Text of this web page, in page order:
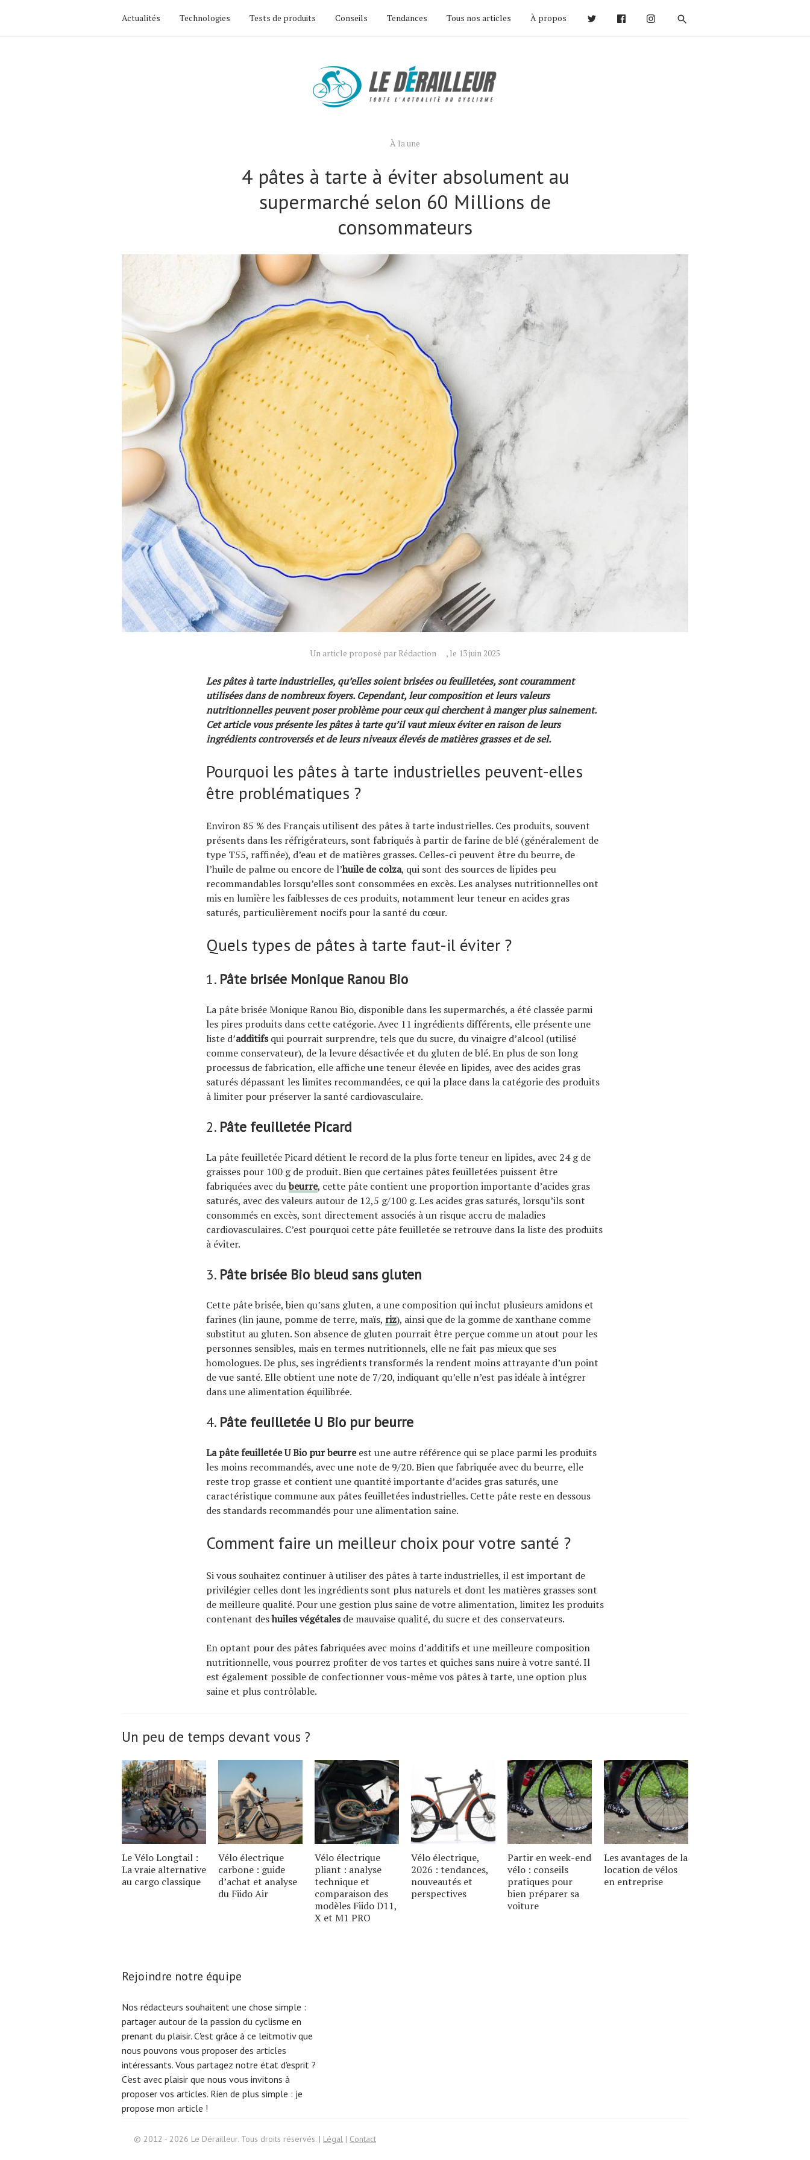
Actualités Technologies Tests de produits Conseils Tendances Tous nos articles À propos
À la une
4 pâtes à tarte à éviter absolument au
supermarché selon 60 Millions de
consommateurs
Un article proposé par Rédaction , le 13 juin 2025
Les pâtes à tarte industrielles, qu’elles soient brisées ou feuilletées, sont couramment
utilisées dans de nombreux foyers. Cependant, leur composition et leurs valeurs
nutritionnelles peuvent poser problème pour ceux qui cherchent à manger plus sainement.
Cet article vous présente les pâtes à tarte qu’il vaut mieux éviter en raison de leurs
ingrédients controversés et de leurs niveaux élevés de matières grasses et de sel.
Pourquoi les pâtes à tarte industrielles peuvent-elles
être problématiques ?
Environ 85 % des Français utilisent des pâtes à tarte industrielles. Ces produits, souvent
présents dans les réfrigérateurs, sont fabriqués à partir de farine de blé (généralement de
type T55, raffinée), d’eau et de matières grasses. Celles-ci peuvent être du beurre, de
l’huile de palme ou encore de l’huile de colza, qui sont des sources de lipides peu
recommandables lorsqu’elles sont consommées en excès. Les analyses nutritionnelles ont
mis en lumière les faiblesses de ces produits, notamment leur teneur en acides gras
saturés, particulièrement nocifs pour la santé du cœur.
Quels types de pâtes à tarte faut-il éviter ?
1. Pâte brisée Monique Ranou Bio
La pâte brisée Monique Ranou Bio, disponible dans les supermarchés, a été classée parmi
les pires produits dans cette catégorie. Avec 11 ingrédients différents, elle présente une
liste d’additifsqui pourrait surprendre, tels que du sucre, du vinaigre d’alcool (utilisé
comme conservateur), de la levure désactivée et du gluten de blé. En plus de son long
processus de fabrication, elle affiche une teneur élevée en lipides, avec des acides gras
saturés dépassant les limites recommandées, ce qui la place dans la catégorie des produits
à limiter pour préserver la santé cardiovasculaire.
2. Pâte feuilletée Picard
La pâte feuilletée Picard détient le record de la plus forte teneur en lipides, avec 24 g de
graisses pour 100 g de produit. Bien que certaines pâtes feuilletées puissent être
fabriquées avec dubeurre, cette pâte contient une proportion importante d’acides gras
saturés, avec des valeurs autour de 12,5 g/100 g. Les acides gras saturés, lorsqu’ils sont
consommés en excès, sont directement associés à un risque accru de maladies
cardiovasculaires. C’est pourquoi cette pâte feuilletée se retrouve dans la liste des produits
à éviter.
3. Pâte brisée Bio bleud sans gluten
Cette pâte brisée, bien qu’sans gluten, a une composition qui inclut plusieurs amidons et
farines (lin jaune, pomme de terre, maïs, riz), ainsi que de la gomme de xanthane comme
substitut au gluten. Son absence de gluten pourrait être perçue comme un atout pour les
personnes sensibles, mais en termes nutritionnels, elle ne fait pas mieux que ses
homologues. De plus, ses ingrédients transformés la rendent moins attrayante d’un point
de vue santé. Elle obtient une note de 7/20, indiquant qu’elle n’est pas idéale à intégrer
dans une alimentation équilibrée.
4. Pâte feuilletée U Bio pur beurre
La pâte feuilletée U Bio pur beurreest une autre référence qui se place parmi les produits
les moins recommandés, avec une note de 9/20. Bien que fabriquée avec du beurre, elle
reste trop grasse et contient une quantité importante d’acides gras saturés, une
caractéristique commune aux pâtes feuilletées industrielles. Cette pâte reste en dessous
des standards recommandés pour une alimentation saine.
Comment faire un meilleur choix pour votre santé ?
Si vous souhaitez continuer à utiliser des pâtes à tarte industrielles, il est important de
privilégier celles dont les ingrédients sont plus naturels et dont les matières grasses sont
de meilleure qualité. Pour une gestion plus saine de votre alimentation, limitez les produits
contenant deshuiles végétalesde mauvaise qualité, du sucre et des conservateurs.
En optant pour des pâtes fabriquées avec moins d’additifs et une meilleure composition
nutritionnelle, vous pourrez profiter de vos tartes et quiches sans nuire à votre santé. Il
est également possible de confectionner vous-même vos pâtes à tarte, une option plus
saine et plus contrôlable.
Un peu de temps devant vous ?
Le Vélo Longtail :
La vraie alternative
au cargo classique
Vélo électrique
carbone : guide
d’achat et analyse
du Fiido Air
Vélo électrique
pliant : analyse
technique et
comparaison des
modèles Fiido D11,
X et M1 PRO
Vélo électrique,
2026 : tendances,
nouveautés et
perspectives
Partir en week-end
vélo : conseils
pratiques pour
bien préparer sa
voiture
Les avantages de la
location de vélos
en entreprise
Rejoindre notre équipe
Nos rédacteurs souhaitent une chose simple :
partager autour de la passion du cyclisme en
prenant du plaisir. C'est grâce à ce leitmotiv que
nous pouvons vous proposer des articles
intéressants. Vous partagez notre état d'esprit ?
C'est avec plaisir que nous vous invitons à
proposer vos articles. Rien de plus simple : je
propose mon article !
© 2012 - 2026 Le Dérailleur. Tous droits réservés. | Légal | Contact